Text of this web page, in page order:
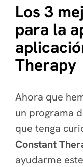
Los 3
para la
Therapy
Ahora que
un programa
que tenga
Constant
ayudarme